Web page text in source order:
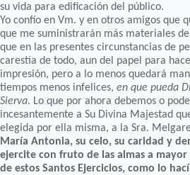
su vida para edificación del público.
Yo confío en Vm. y en otros amigos que
que me suministrarán más materiales de
que en las presentes circunstancias de
carestía de todo, aun del papel para
impresión, pero a lo menos quedará
tiempos menos infelices, en que pueda
Sierva. Lo que por ahora debemos o
incesantemente a Su Divina Majestad
elegida por ella misma, a la Sra.
María Antonia, su celo, su caridad y
ejercite con fruto de las almas a
de estos Santos Ejercicios, como lo